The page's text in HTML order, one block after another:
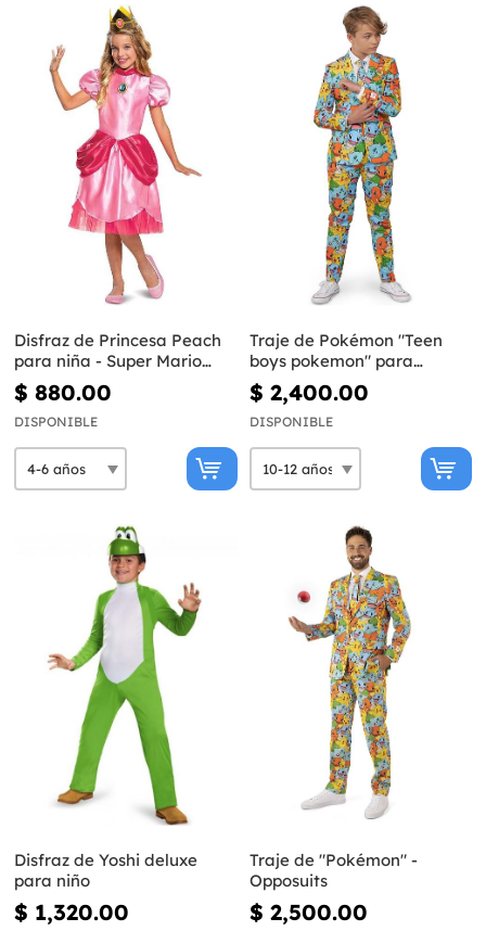
Disfraz de Princesa Peach
para niña - Super Mario
Bros
$ 880.00
DISPONIBLE
Traje de Pokémon "Teen
boys pokemon" para
adolescente - Opposuits
$ 2,400.00
DISPONIBLE
Disfraz de Yoshi deluxe
para niño
$ 1,320.00
Traje de "Pokémon" -
Opposuits
$ 2,500.00